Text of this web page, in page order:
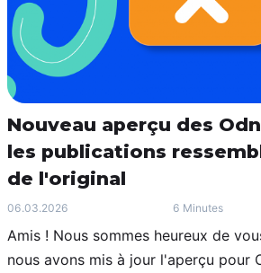
Nouveau aperçu des
les publications
de l'original
06.03.2026 6 Minutes
Amis ! Nous sommes heureux de
nous avons mis à jour l'aperçu pour